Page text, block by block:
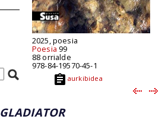
2025, poesia
Poesia 99
88 orrialde
978-84-19570-45-1
aurkibidea
GLADIATOR